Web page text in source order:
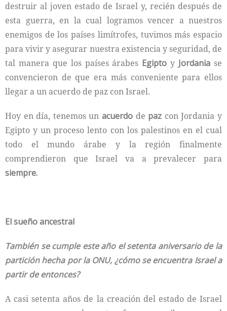
destruir al joven estado de Israel y, recién después de
esta guerra, en la cual logramos vencer a nuestros
enemigos de los países limítrofes, tuvimos más espacio
para vivir y asegurar nuestra existencia y seguridad, de
tal manera que los países árabes Egipto y Jordania se
convencieron de que era más conveniente para ellos
llegar a un acuerdo de paz con Israel.
Hoy en día, tenemos un acuerdo de paz con Jordania y
Egipto y un proceso lento con los palestinos en el cual
todo el mundo árabe y la región finalmente
comprendieron que Israel va a prevalecer para
siempre.
El sueño ancestral
También se cumple este año el setenta aniversario de la
partición hecha por la ONU, ¿cómo se encuentra Israel a
partir de entonces?
A casi setenta años de la creación del estado de Israel